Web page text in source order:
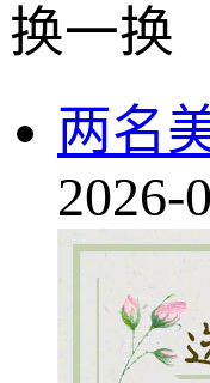
换一换
两名
2026-